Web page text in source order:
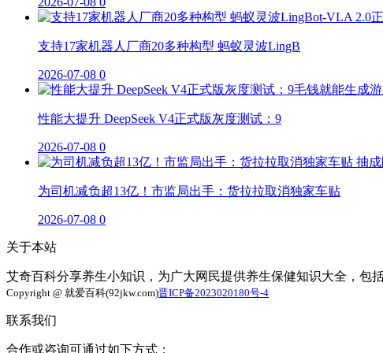
支持17家机器人厂商20多种构型 蚂蚁灵波LingB
2026-07-08 0
性能大提升 DeepSeek V4正式版灰度测试：9
2026-07-08 0
为司机减负超13亿！市监局出手：货拉拉取消独家车贴
2026-07-08 0
关于本站
艾奇百科分享养生小知识，为广大网民提供养生保健知识大全，包
Copyright @ 就爱百科(92jkw.com)晋ICP备2023020180号-4
联系我们
合作或咨询可通过如下方式：